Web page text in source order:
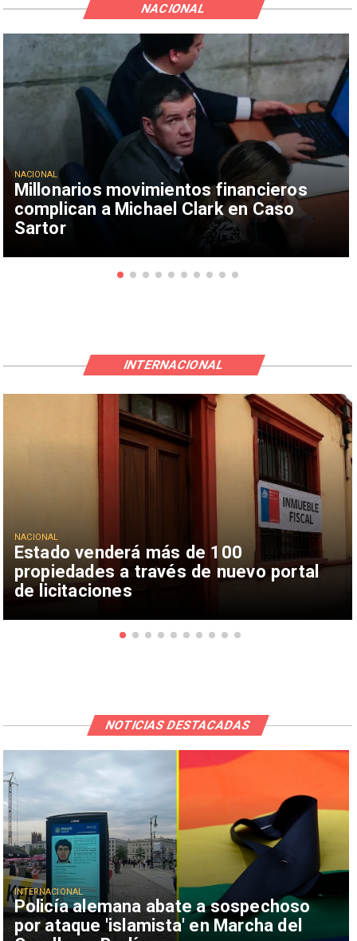
Millonarios movimientos financieros
complican a Michael Clark en Caso
Sartor
NACIONAL
NACIONAL
Estado venderá más de 100
propiedades a través de nuevo portal
de licitaciones
NACIONAL
INTERNACIONAL
Policía alemana abate a sospechoso
por ataque 'islamista' en Marcha del
INTERNACIONAL
NOTICIAS DESTACADAS